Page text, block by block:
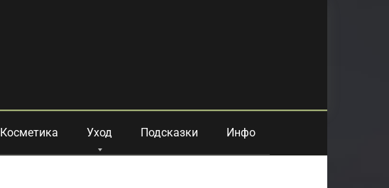
Косметика Уход Подсказки Инфо